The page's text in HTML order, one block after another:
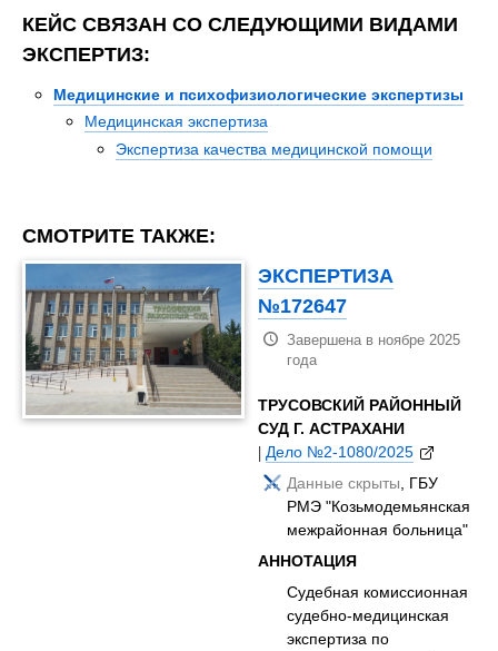
КЕЙС СВЯЗАН СО СЛЕДУЮЩИМИ ВИДАМИ
ЭКСПЕРТИЗ:
Медицинские и психофизиологические экспертизы
Медицинская экспертиза
Экспертиза качества медицинской помощи
СМОТРИТЕ ТАКЖЕ:
ЭКСПЕРТИЗА
№172647
Завершена в ноябре 2025
года
ТРУСОВСКИЙ РАЙОННЫЙ
СУД Г. АСТРАХАНИ
|Дело №2-1080/2025
Данные скрыты, ГБУ
РМЭ "Козьмодемьянская
межрайонная больница"
АННОТАЦИЯ
Судебная комиссионная
судебно-медицинская
экспертиза по